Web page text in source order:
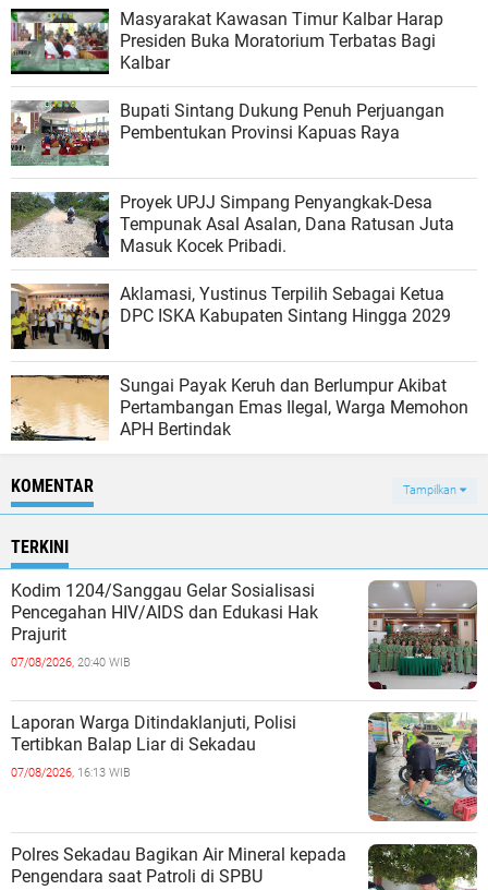
Masyarakat Kawasan Timur Kalbar Harap
Presiden Buka Moratorium Terbatas Bagi
Kalbar
Bupati Sintang Dukung Penuh Perjuangan
Pembentukan Provinsi Kapuas Raya
Proyek UPJJ Simpang Penyangkak-Desa
Tempunak Asal Asalan, Dana Ratusan Juta
Masuk Kocek Pribadi.
Aklamasi, Yustinus Terpilih Sebagai Ketua
DPC ISKA Kabupaten Sintang Hingga 2029
Sungai Payak Keruh dan Berlumpur Akibat
Pertambangan Emas Ilegal, Warga Memohon
APH Bertindak
KOMENTAR Tampilkan
TERKINI
Kodim 1204/Sanggau Gelar Sosialisasi
Pencegahan HIV/AIDS dan Edukasi Hak
Prajurit
07/08/2026, 20:40 WIB
Laporan Warga Ditindaklanjuti, Polisi
Tertibkan Balap Liar di Sekadau
07/08/2026, 16:13 WIB
Polres Sekadau Bagikan Air Mineral kepada
Pengendara saat Patroli di SPBU